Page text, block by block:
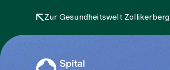
Zur Gesundheitswelt Zollikerberg